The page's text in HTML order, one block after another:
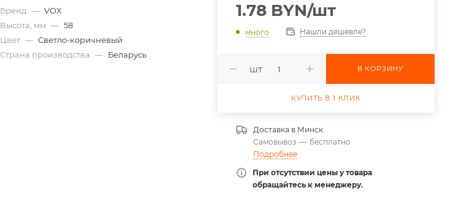
Бренд — VOX
Высота, мм — 58
Цвет — Светло-коричневый
Страна производства — Беларусь
1.78BYN/шт
много Нашли дешевле?
шт В КОРЗИНУ
КУПИТЬ В 1 КЛИК
Доставка в Минск
Самовывоз — бесплатно
Подробнее
При отсутствии цены у товара
обращайтесь к менеджеру.